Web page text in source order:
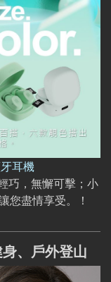
耳機
巧，無懈可擊；小
您盡情享受。！
、戶外登山